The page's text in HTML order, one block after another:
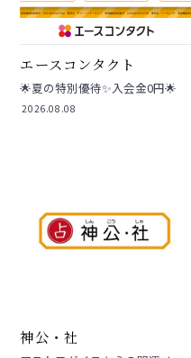
エースコンタクト
🌟夏の特別優待✨入会金0円🌟
2026.08.08
神公・社